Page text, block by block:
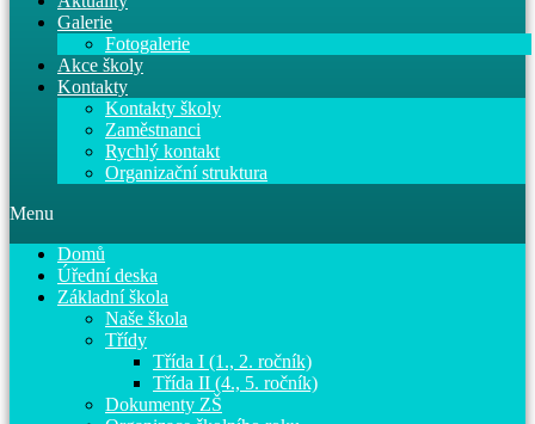
Galerie
Fotogalerie
Akce školy
Kontakty
Kontakty školy
Zaměstnanci
Rychlý kontakt
Organizační struktura
Menu
Domů
Úřední deska
Základní škola
Naše škola
Třídy
Třída I (1., 2. ročník)
Třída II (4., 5. ročník)
Dokumenty ZŠ